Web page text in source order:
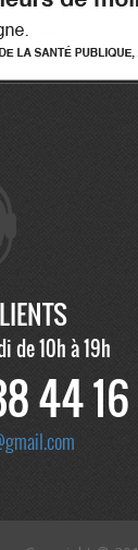
de 10h à 19h
44 16